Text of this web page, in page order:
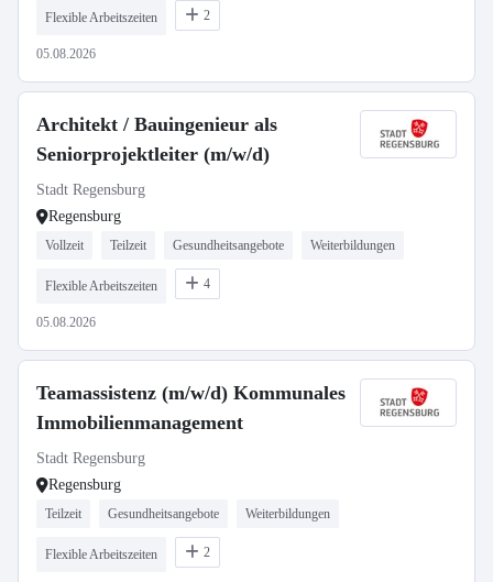
Flexible Arbeitszeiten 2
05.08.2026
Architekt / Bauingenieur als
Seniorprojektleiter (m/w/d)
Stadt Regensburg
Regensburg
Vollzeit Teilzeit Gesundheitsangebote Weiterbildungen
Flexible Arbeitszeiten 4
05.08.2026
Teamassistenz (m/w/d) Kommunales
Immobilienmanagement
Stadt Regensburg
Regensburg
Teilzeit Gesundheitsangebote Weiterbildungen
Flexible Arbeitszeiten 2